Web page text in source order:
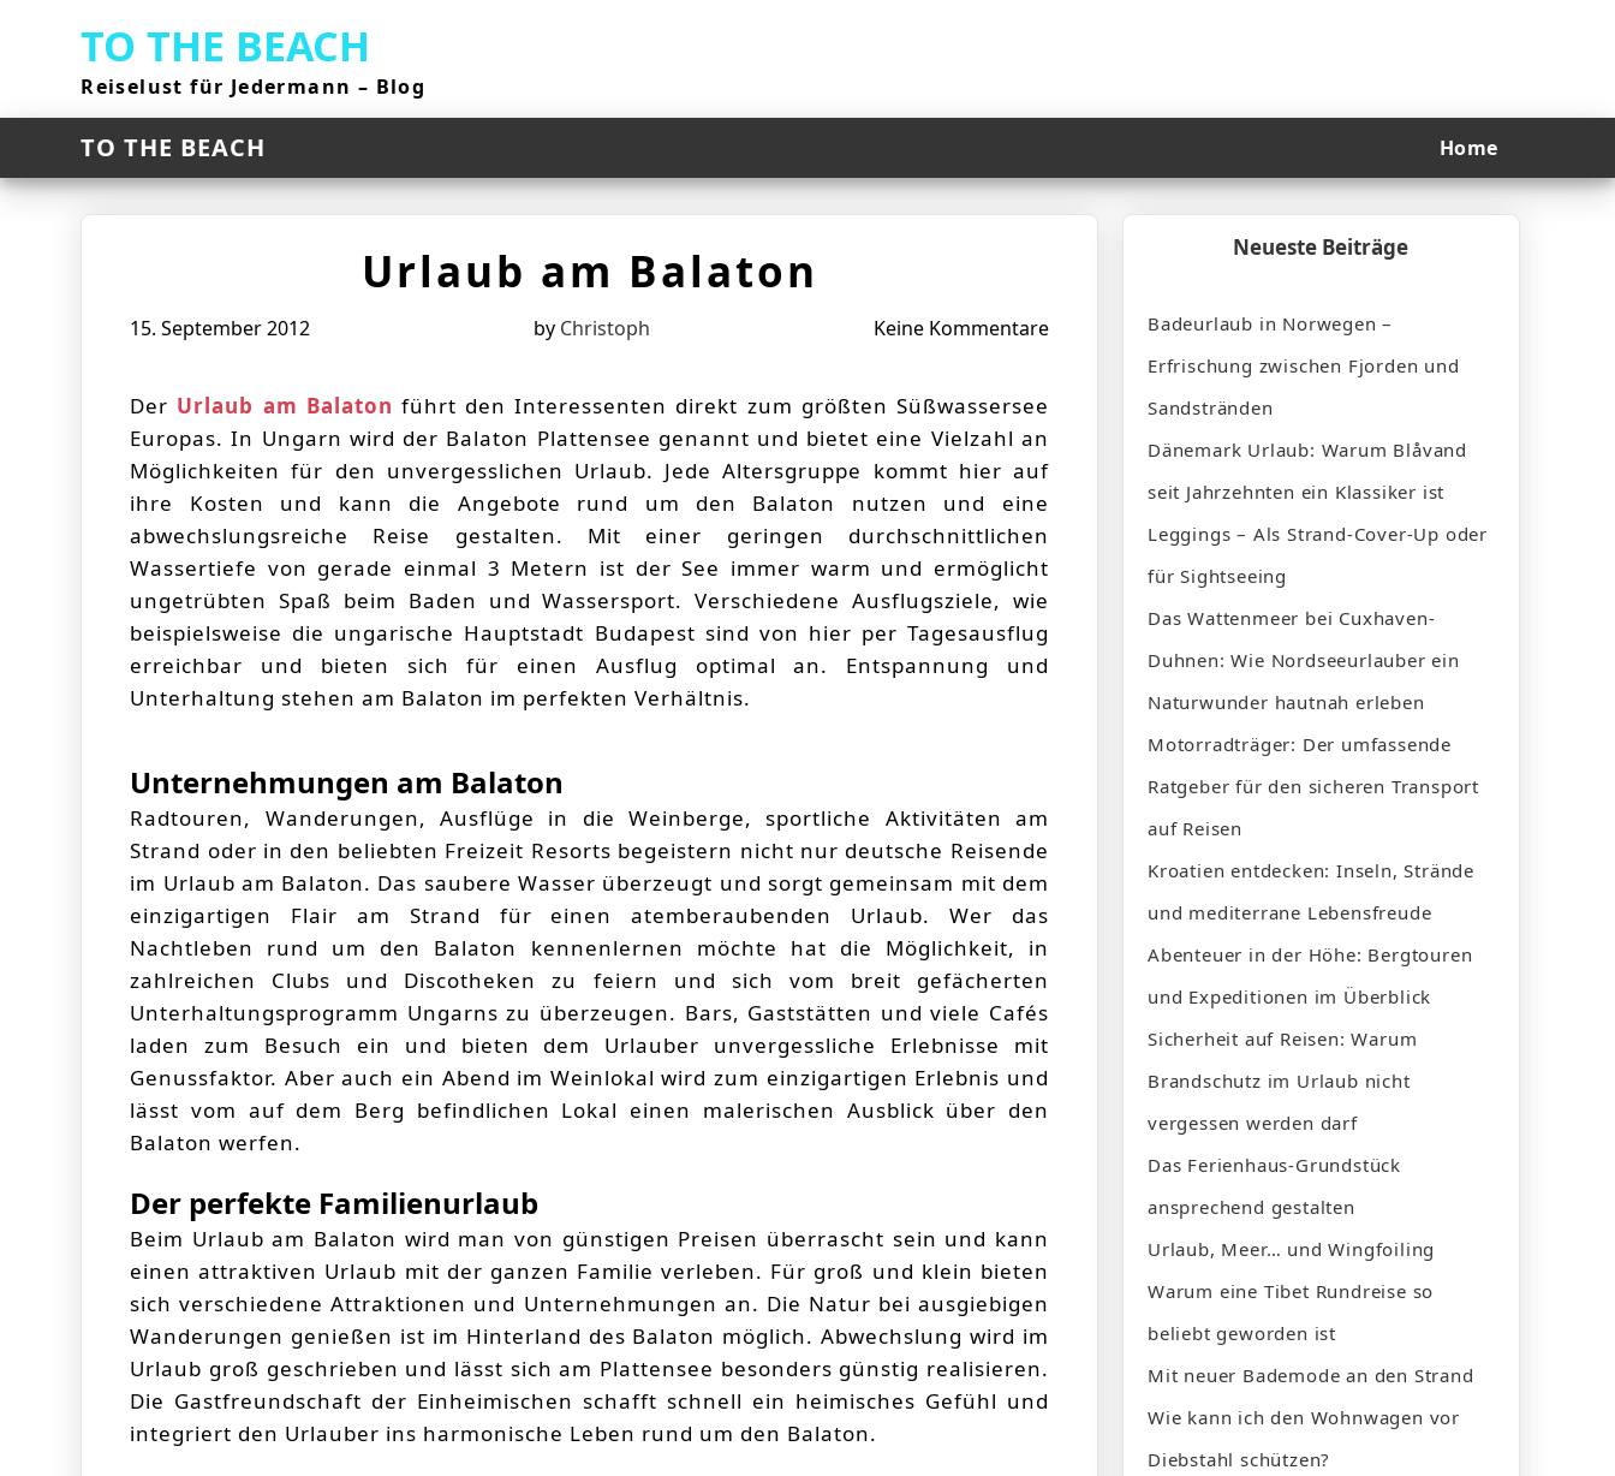
TO THE BEACH
Reiselust für Jedermann – Blog
TO THE BEACH Home
Urlaub am Balaton
15. September 2012 by Christoph Keine Kommentare
Der Urlaub am Balaton führt den Interessenten direkt zum größten Süßwassersee
Europas. In Ungarn wird der Balaton Plattensee genannt und bietet eine Vielzahl an
Möglichkeiten für den unvergesslichen Urlaub. Jede Altersgruppe kommt hier auf
ihre Kosten und kann die Angebote rund um den Balaton nutzen und eine
abwechslungsreiche Reise gestalten. Mit einer geringen durchschnittlichen
Wassertiefe von gerade einmal 3 Metern ist der See immer warm und ermöglicht
ungetrübten Spaß beim Baden und Wassersport. Verschiedene Ausflugsziele, wie
beispielsweise die ungarische Hauptstadt Budapest sind von hier per Tagesausflug
erreichbar und bieten sich für einen Ausflug optimal an. Entspannung und
Unterhaltung stehen am Balaton im perfekten Verhältnis.
Unternehmungen am Balaton
Radtouren, Wanderungen, Ausflüge in die Weinberge, sportliche Aktivitäten am
Strand oder in den beliebten Freizeit Resorts begeistern nicht nur deutsche Reisende
im Urlaub am Balaton. Das saubere Wasser überzeugt und sorgt gemeinsam mit dem
einzigartigen Flair am Strand für einen atemberaubenden Urlaub. Wer das
Nachtleben rund um den Balaton kennenlernen möchte hat die Möglichkeit, in
zahlreichen Clubs und Discotheken zu feiern und sich vom breit gefächerten
Unterhaltungsprogramm Ungarns zu überzeugen. Bars, Gaststätten und viele Cafés
laden zum Besuch ein und bieten dem Urlauber unvergessliche Erlebnisse mit
Genussfaktor. Aber auch ein Abend im Weinlokal wird zum einzigartigen Erlebnis und
lässt vom auf dem Berg befindlichen Lokal einen malerischen Ausblick über den
Balaton werfen.
Der perfekte Familienurlaub
Beim Urlaub am Balaton wird man von günstigen Preisen überrascht sein und kann
einen attraktiven Urlaub mit der ganzen Familie verleben. Für groß und klein bieten
sich verschiedene Attraktionen und Unternehmungen an. Die Natur bei ausgiebigen
Wanderungen genießen ist im Hinterland des Balaton möglich. Abwechslung wird im
Urlaub groß geschrieben und lässt sich am Plattensee besonders günstig realisieren.
Die Gastfreundschaft der Einheimischen schafft schnell ein heimisches Gefühl und
integriert den Urlauber ins harmonische Leben rund um den Balaton.
Neueste Beiträge
Badeurlaub in Norwegen –
Erfrischung zwischen Fjorden und
Sandstränden
Dänemark Urlaub: Warum Blåvand
seit Jahrzehnten ein Klassiker ist
Leggings – Als Strand-Cover-Up oder
für Sightseeing
Das Wattenmeer bei Cuxhaven-
Duhnen: Wie Nordseeurlauber ein
Naturwunder hautnah erleben
Motorradträger: Der umfassende
Ratgeber für den sicheren Transport
auf Reisen
Kroatien entdecken: Inseln, Strände
und mediterrane Lebensfreude
Abenteuer in der Höhe: Bergtouren
und Expeditionen im Überblick
Sicherheit auf Reisen: Warum
Brandschutz im Urlaub nicht
vergessen werden darf
Das Ferienhaus-Grundstück
ansprechend gestalten
Urlaub, Meer… und Wingfoiling
Warum eine Tibet Rundreise so
beliebt geworden ist
Mit neuer Bademode an den Strand
Wie kann ich den Wohnwagen vor
Diebstahl schützen?